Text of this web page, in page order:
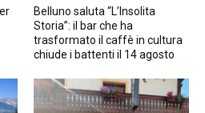
Belluno saluta “L’Insolita
Storia”: il bar che ha
trasformato il caffè in cultura
chiude i battenti il 14 agosto